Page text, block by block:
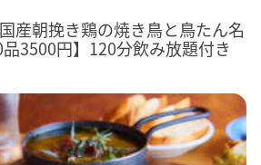
朝挽き鶏の焼き鳥と鳥たん名
3500円】120分飲み放題付き